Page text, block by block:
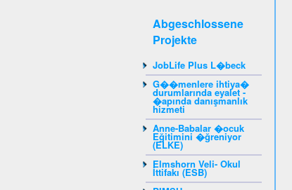
Abgeschlossene
Projekte
JobLife Plus L�beck
G��menlere ihtiya�
durumlarında eyalet -
�apında danışmanlık
hizmeti
Anne-Babalar �ocuk
Eğitimini �ğreniyor
(ELKE)
Elmshorn Veli- Okul
İttifakı (ESB)